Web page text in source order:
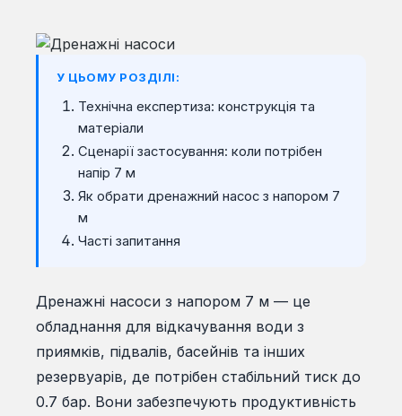
У ЦЬОМУ РОЗДІЛІ:
Технічна експертиза: конструкція та
матеріали
Сценарії застосування: коли потрібен
напір 7 м
Як обрати дренажний насос з напором 7
м
Часті запитання
Дренажні насоси з напором 7 м — це
обладнання для відкачування води з
приямків, підвалів, басейнів та інших
резервуарів, де потрібен стабільний тиск до
0.7 бар. Вони забезпечують продуктивність